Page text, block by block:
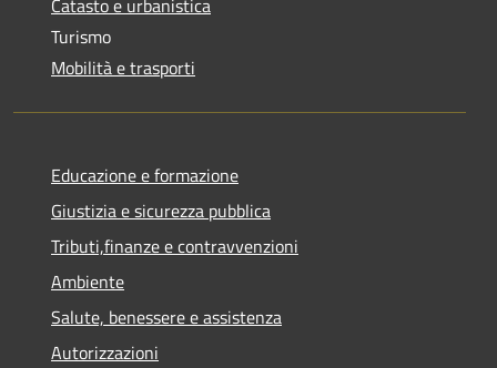
Turismo
Mobilità e trasporti
Educazione e formazione
Giustizia e sicurezza pubblica
Tributi,finanze e contravvenzioni
Ambiente
Salute, benessere e assistenza
Autorizzazioni